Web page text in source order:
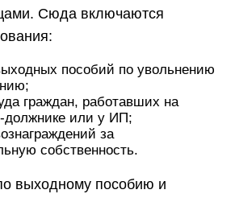
Сюда включаются
пособий по увольнению
граждан, работавших на
должнике или у ИП;
за
собственность.
выходному пособию и